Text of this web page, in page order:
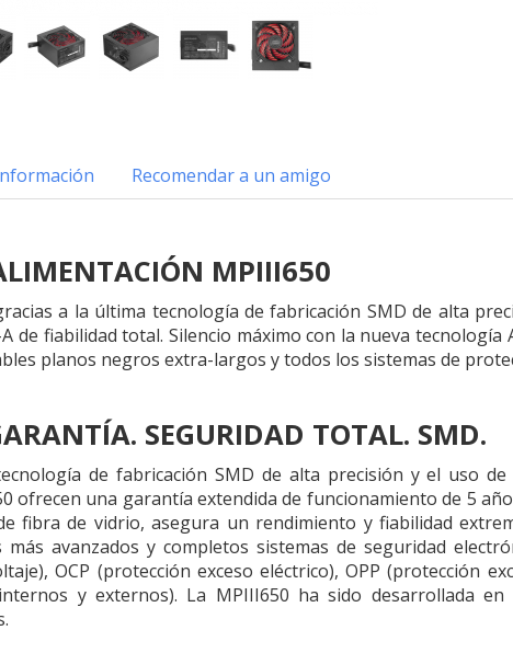
Recomendar a un amigo
MPIII650
a la última tecnología de fabricación SMD de alta
de fiabilidad total. Silencio máximo con la nueva tecnología
planos negros extra-largos y todos los sistemas de
SEGURIDAD TOTAL. SMD.
de fabricación SMD de alta precisión y el uso
ofrecen una garantía extendida de funcionamiento de 5
fibra de vidrio, asegura un rendimiento y fiabilidad
avanzados y completos sistemas de seguridad
OCP (protección exceso eléctrico), OPP (protección
y externos). La MPIII650 ha sido desarrollada